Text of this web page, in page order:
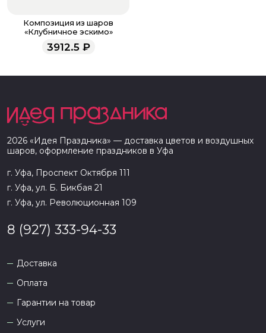
Композиция из шаров
«Клубничное эскимо»
3912.5₽
2026 «Идея Праздника» — доставка цветов и воздушных
шаров, оформление праздников в Уфа
г. Уфа, Проспект Октября 111
г. Уфа, ул. Б. Бикбая 21
г. Уфа, ул. Революционная 109
8 (927) 333-94-33
Доставка
Оплата
Гарантии на товар
Услуги